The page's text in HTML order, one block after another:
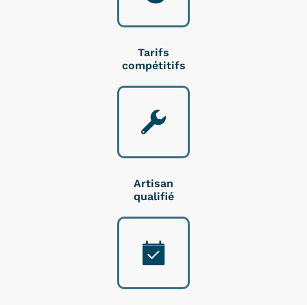
Tarifs
compétitifs
Artisan
qualifié